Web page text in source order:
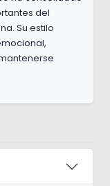
del
Su estilo